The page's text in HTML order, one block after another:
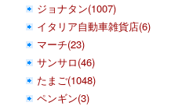
ジョナタン(1007)
イタリア自動車雑貨店(6)
マーチ(23)
サンサロ(46)
たまご(1048)
ペンギン(3)